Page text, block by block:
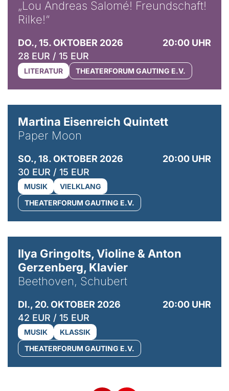
„Lou Andreas Salomé! Freundschaft!
Rilke!“
DO., 15. OKTOBER 2026
20:00 UHR
28 EUR / 15 EUR
LITERATUR THEATERFORUM GAUTING E.V.
Martina Eisenreich Quintett
Paper Moon
SO., 18. OKTOBER 2026
20:00 UHR
30 EUR / 15 EUR
MUSIK
VIELKLANG
THEATERFORUM GAUTING E.V.
Ilya Gringolts, Violine & Anton
Gerzenberg, Klavier
Beethoven, Schubert
DI., 20. OKTOBER 2026
20:00 UHR
42 EUR / 15 EUR
MUSIK
KLASSIK
THEATERFORUM GAUTING E.V.